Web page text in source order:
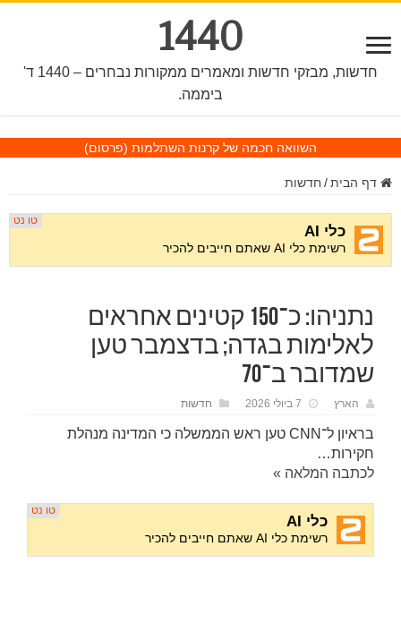
1440
חדשות, מבזקי חדשות ומאמרים ממקורות נבחרים – 1440 ד'
ביממה.
השוואה חכמה של קרנות השתלמות (פרסום)
דף הבית / חדשות
נתניהו: כ־150 קטינים אחראים
לאלימות בגדה; בדצמבר טען
שמדובר ב־70
הארץ 7 ביולי 2026 חדשות
בראיון ל־CNN טען ראש הממשלה כי המדינה מנהלת
חקירות…
לכתבה המלאה »